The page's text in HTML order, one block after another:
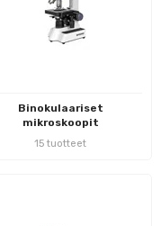
Binokulaariset
mikroskoopit
15 tuotteet